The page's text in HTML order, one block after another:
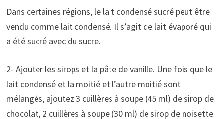
Dans certaines régions, le lait condensé sucré peut être
vendu comme lait condensé. Il s’agit de lait évaporé qui
a été sucré avec du sucre.
2- Ajouter les sirops et la pâte de vanille. Une fois que le
lait condensé et la moitié et l’autre moitié sont
mélangés, ajoutez 3 cuillères à soupe (45 ml) de sirop de
chocolat, 2 cuillères à soupe (30 ml) de sirop de noisette